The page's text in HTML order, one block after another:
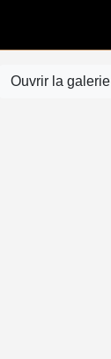
Ouvrir la galerie